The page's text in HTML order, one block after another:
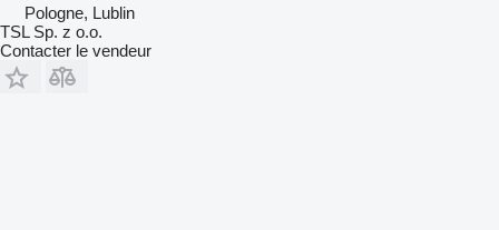
Pologne, Lublin
TSL Sp. z o.o.
Contacter le vendeur